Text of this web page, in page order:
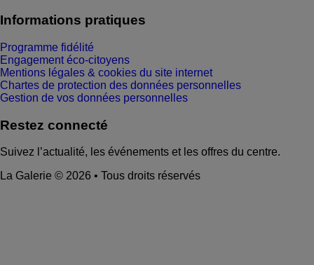
Informations pratiques
Programme fidélité
Engagement éco-citoyens
Mentions légales & cookies du site internet
Chartes de protection des données personnelles
Gestion de vos données personnelles
Restez connecté
Suivez l’actualité, les événements et les offres du centre.
La Galerie © 2026 • Tous droits réservés